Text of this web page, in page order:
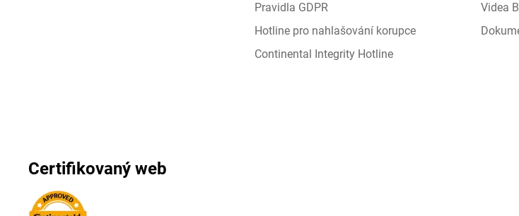
Pravidla GDPR
Hotline pro nahlašování korupce
Continental Integrity Hotline
Videa
Certifikovaný web